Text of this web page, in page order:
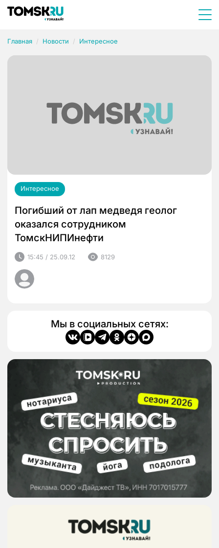
Главная Новости Интересное
Интересное
Погибший от лап медведя геолог
оказался сотрудником
ТомскНИПИнефти
15:45 / 25.09.12 8129
Мы в социальных сетях: